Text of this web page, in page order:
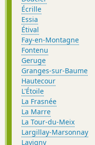
Écrille
Essia
Étival
Fay-en-Montagne
Fontenu
Geruge
Granges-sur-Baume
Hautecour
L'Étoile
La Frasnée
La Marre
La Tour-du-Meix
Largillay-Marsonnay
Lavigny